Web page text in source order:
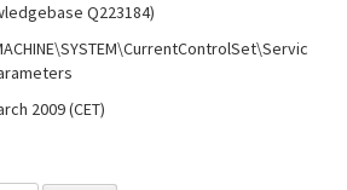
Q223184)
2009 (CET)